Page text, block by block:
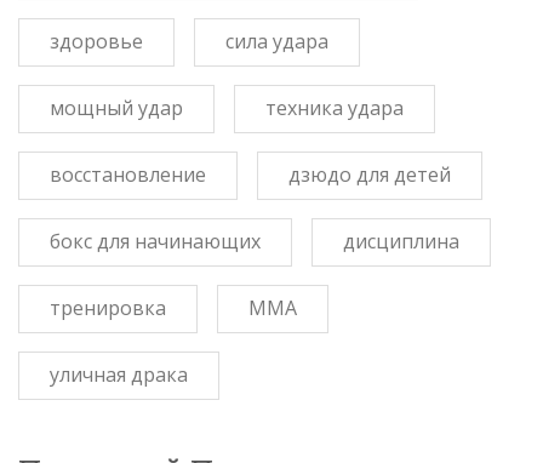
здоровье сила удара
мощный удар техника удара
восстановление дзюдо для детей
бокс для начинающих дисциплина
тренировка ММА
уличная драка